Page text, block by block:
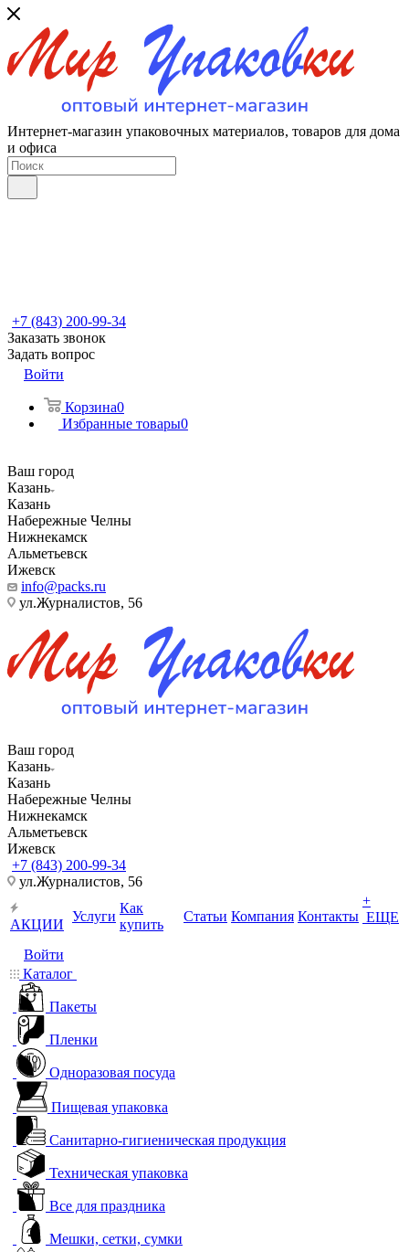
Интернет-магазин упаковочных материалов, товаров для дома
и офиса
+7 (843) 200-99-34
Заказать звонок
Задать вопрос
Войти
Корзина0
Избранные товары0
Ваш город
Казань
Казань
Набережные Челны
Нижнекамск
Альметьевск
Ижевск
info@packs.ru
ул.Журналистов, 56
Ваш город
Казань
Казань
Набережные Челны
Нижнекамск
Альметьевск
Ижевск
+7 (843) 200-99-34
ул.Журналистов, 56
АКЦИИ
Услуги
Как
купить
Статьи Компания Контакты
+
ЕЩЕ
Войти
Каталог
Пакеты
Пленки
Одноразовая посуда
Пищевая упаковка
Санитарно-гигиеническая продукция
Техническая упаковка
Все для праздника
Мешки, сетки, сумки